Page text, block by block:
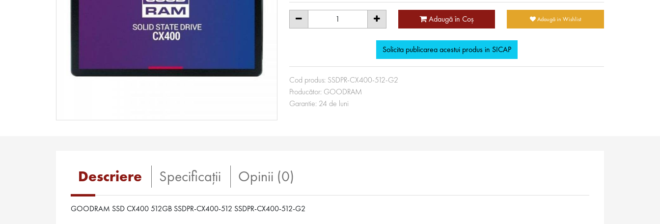
Adaugă în Coş Adaugă in Wishlist
Solicita publicarea acestui produs in SICAP
Cod produs: SSDPR-CX400-512-G2
Producător: GOODRAM
Garantie: 24 de luni
Descriere Specificaţii Opinii (0)
GOODRAM SSD CX400 512GB SSDPR-CX400-512 SSDPR-CX400-512-G2